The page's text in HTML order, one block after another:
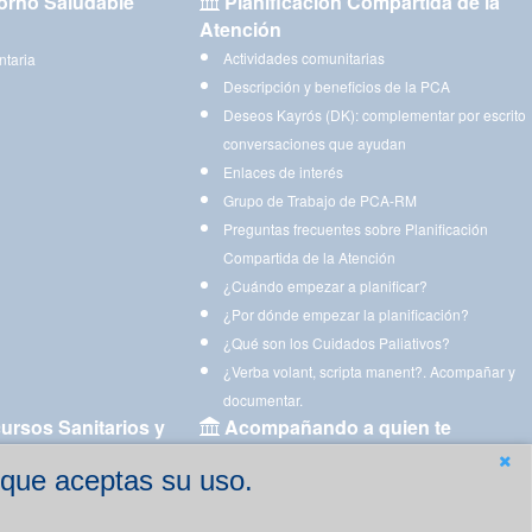
aceptas su uso.
Atención
Actividades comunitarias
Descripción y beneficios de la PCA
Deseos Kayrós (DK): complementar por escrito
conversaciones que ayudan
Enlaces de interés
Grupo de Trabajo de PCA-RM
Preguntas frecuentes sobre Planificación
Compartida de la Atención
¿Cuándo empezar a planificar?
¿Por dónde empezar la planificación?
¿Qué son los Cuidados Paliativos?
¿Verba volant, scripta manent?. Acompañar y
documentar.
Sanitarios y
Acompañando a quien te
Aplicaciones para descargar